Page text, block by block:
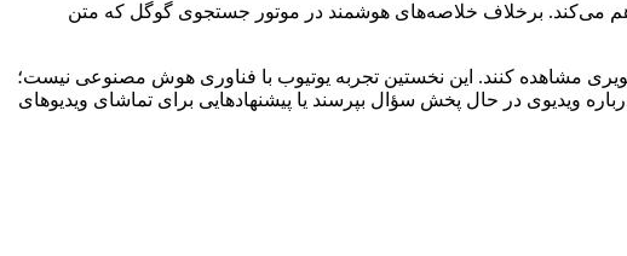
می‌کند. برخلاف خلاصه‌های هوشمند در موتور جستجوی گوگل که متن
مشاهده کنند. این نخستین تجربه یوتیوب با فناوری هوش مصنوعی نیست؛
ویدیوی در حال پخش سؤال بپرسند یا پیشنهادهایی برای تماشای ویدیوهای